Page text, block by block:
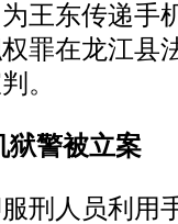
王东传递手
罪在龙江县
。
警被立案
人员利用